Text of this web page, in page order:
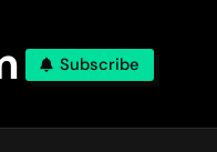
Subscribe